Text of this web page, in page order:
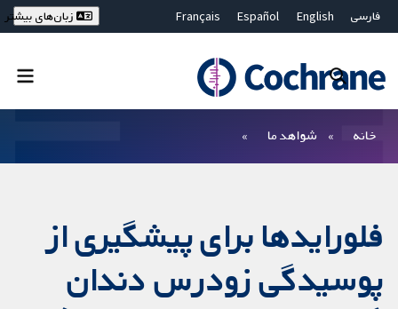
فارسی English
Español
Français
Bahasa Malaysia
ไทย
繁體中文
زبان‌های بیشتر
خانه شواهد ما
فلورایدها برای پیشگیری از
پوسیدگی زودرس دندان